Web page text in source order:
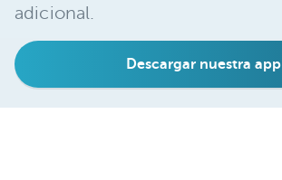
adicional.
Descargar nuestra app